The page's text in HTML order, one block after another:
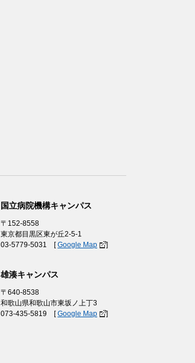
国立病院機構キャンパス
〒152-8558
東京都目黒区東が丘2-5-1
03-5779-5031 [Google Map ]
雄湊キャンパス
〒640-8538
和歌山県和歌山市東坂ノ上丁3
073-435-5819 [Google Map ]